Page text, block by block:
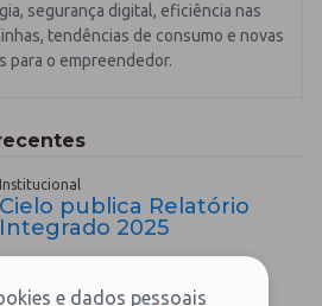
segurança digital, eficiência nas
tendências de consumo e novas
para o empreendedor.
Institucional
Cielo publica Relatório
Integrado 2025
e dados pessoais